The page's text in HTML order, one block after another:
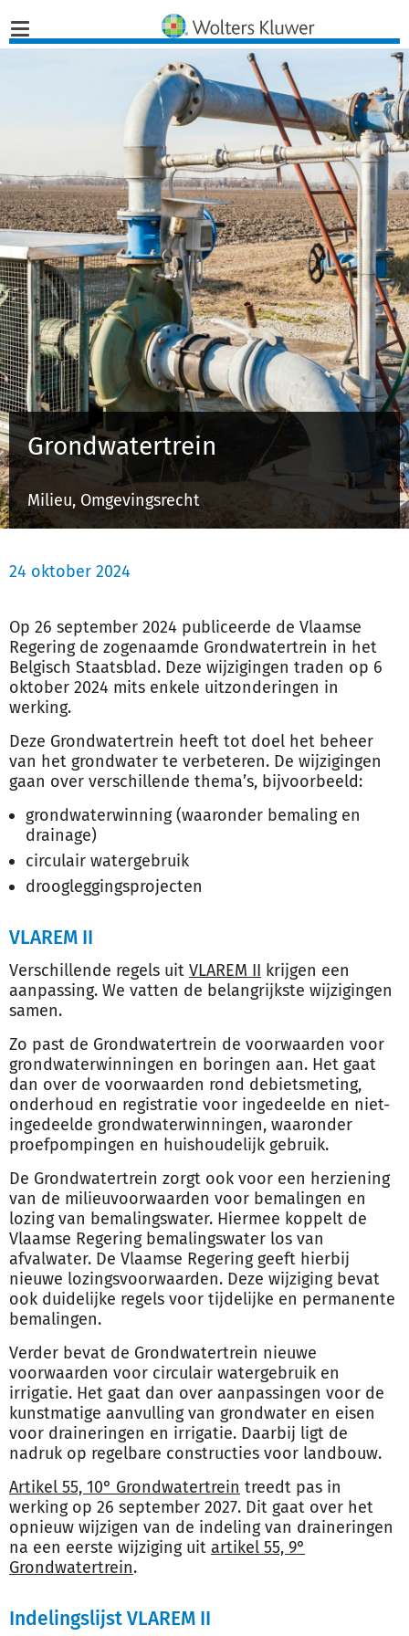
Opinies
Infographics
Producten
Opleidingen
Juridisch Advies
Schulinck Omgevingsrecht Databank
Over ons
Contact
Registreren
Grondwatertrein
Milieu, Omgevingsrecht
24 oktober 2024
Op 26 september 2024 publiceerde de Vlaamse
Regering de zogenaamde Grondwatertrein in het
Belgisch Staatsblad. Deze wijzigingen traden op 6
oktober 2024 mits enkele uitzonderingen in
werking.
Deze Grondwatertrein heeft tot doel het beheer
van het grondwater te verbeteren. De wijzigingen
gaan over verschillende thema’s, bijvoorbeeld:
grondwaterwinning (waaronder bemaling en
drainage)
circulair watergebruik
droogleggingsprojecten
VLAREM II
Verschillende regels uit VLAREM II krijgen een
aanpassing. We vatten de belangrijkste wijzigingen
samen.
Zo past de Grondwatertrein de voorwaarden voor
grondwaterwinningen en boringen aan. Het gaat
dan over de voorwaarden rond debietsmeting,
onderhoud en registratie voor ingedeelde en niet-
ingedeelde grondwaterwinningen, waaronder
proefpompingen en huishoudelijk gebruik.
De Grondwatertrein zorgt ook voor een herziening
van de milieuvoorwaarden voor bemalingen en
lozing van bemalingswater. Hiermee koppelt de
Vlaamse Regering bemalingswater los van
afvalwater. De Vlaamse Regering geeft hierbij
nieuwe lozingsvoorwaarden. Deze wijziging bevat
ook duidelijke regels voor tijdelijke en permanente
bemalingen.
Verder bevat de Grondwatertrein nieuwe
voorwaarden voor circulair watergebruik en
irrigatie. Het gaat dan over aanpassingen voor de
kunstmatige aanvulling van grondwater en eisen
voor draineringen en irrigatie. Daarbij ligt de
nadruk op regelbare constructies voor landbouw.
Artikel 55, 10° Grondwatertrein treedt pas in
werking op 26 september 2027. Dit gaat over het
opnieuw wijzigen van de indeling van draineringen
na een eerste wijziging uit artikel 55, 9°
Grondwatertrein.
Indelingslijst VLAREM II